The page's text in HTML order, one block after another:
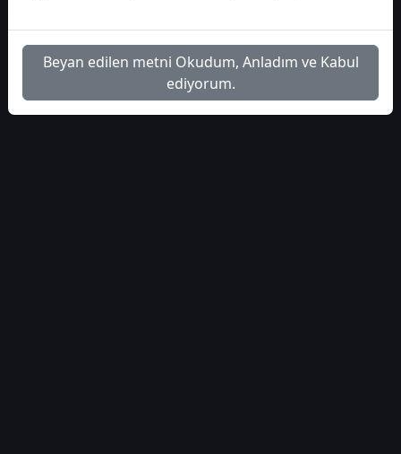
1
Beyan edilen metni Okudum, Anladım ve Kabul
ediyorum.